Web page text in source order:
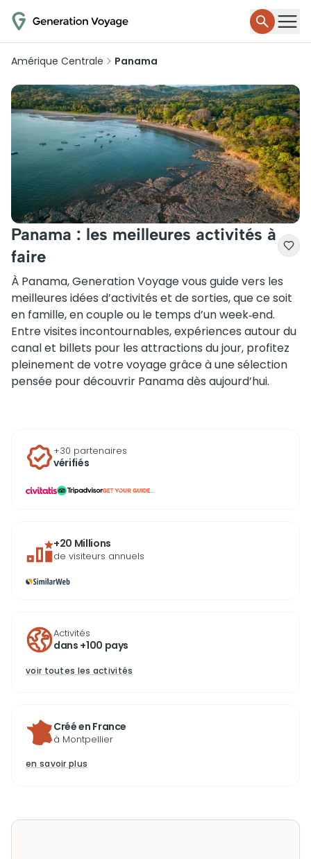
Amérique Centrale Panama
Panama : les meilleures activités à
faire
À Panama, Generation Voyage vous guide vers les
meilleures idées d’activités et de sorties, que ce soit
en famille, en couple ou le temps d’un week‑end.
Entre visites incontournables, expériences autour du
canal et billets pour les attractions du jour, profitez
pleinement de votre voyage grâce à une sélection
pensée pour découvrir Panama dès aujourd’hui.
+30 partenaires
vérifiés
...
+20 Millions
de visiteurs annuels
Activités
dans +100 pays
voir toutes les activités
Créé en France
à Montpellier
en savoir plus